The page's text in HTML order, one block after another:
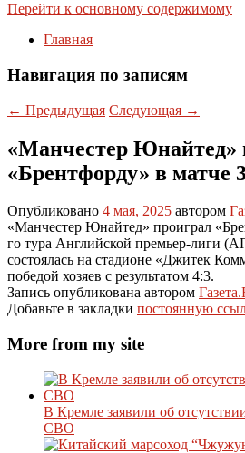
Перейти к основному содержимому
Главная
Навигация по записям
← Предыдущая Следующая →
«Манчестер Юнайтед»
«Брентфорду» в матче
Опубликовано 4 мая, 2025 автором
«Манчестер Юнайтед» проиграл
го тура Английской премьер-лиги
состоялась на стадионе «Джитек
победой хозяев с результатом 4:3.
Запись опубликована автором
Добавьте в закладки постоянную
More from my site
В Кремле заявили об
СВО